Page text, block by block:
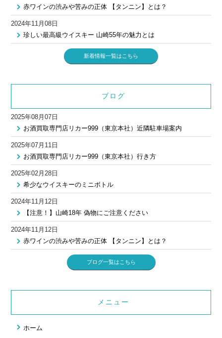
赤ワインの渋みや苦みの正体 【タンニン】とは？
2024年11月08日
珍しい最高級ウイスキー 山崎55年の魅力とは
新着情報一覧はこちら
ブログ
2025年08月07日
お酒買取専門店リカー999（東京本社）近隣駐車場案内
2025年07月11日
お酒買取専門店リカー999（東京本社）行き方
2025年02月28日
希少なウイスキーのミニボトル
2024年11月12日
【注意！】山崎18年 偽物にご注意ください
2024年11月12日
赤ワインの渋みや苦みの正体 【タンニン】とは？
ブログ一覧はこちら
メニュー
ホーム